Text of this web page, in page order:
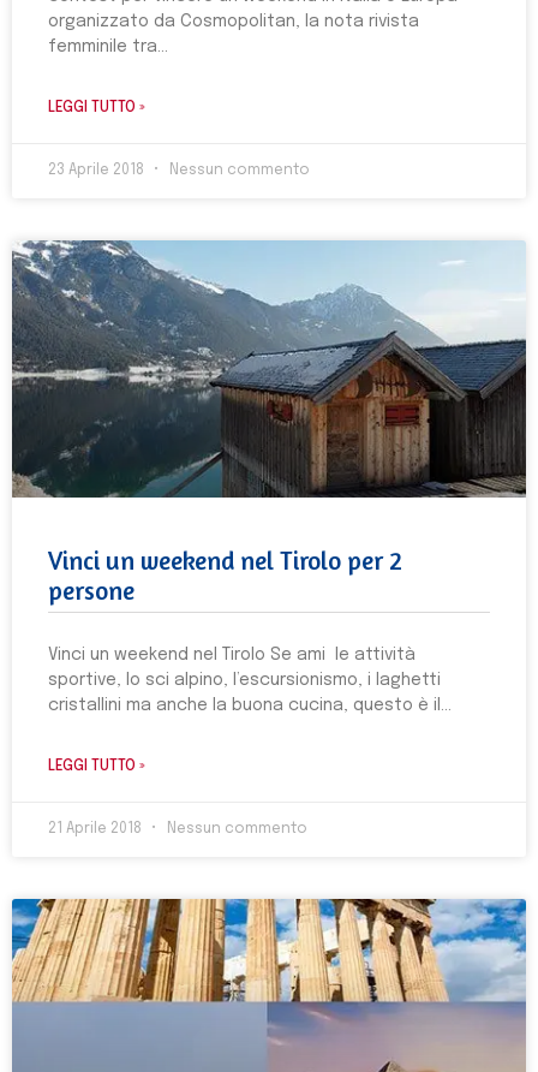
organizzato da Cosmopolitan, la nota rivista
femminile tra
LEGGI TUTTO »
23 Aprile 2018 Nessun commento
Vinci un weekend nel Tirolo per 2
persone
Vinci un weekend nel Tirolo Se ami le attività
sportive, lo sci alpino, l’escursionismo, i laghetti
cristallini ma anche la buona cucina, questo è il
LEGGI TUTTO »
21 Aprile 2018 Nessun commento